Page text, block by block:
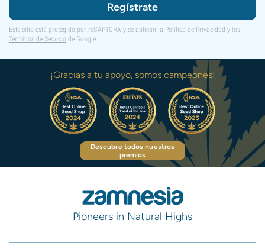
Regístrate
Este sitio está protegido por reCAPTCHA y se aplican la Política de Privacidad y los
Términos de Servicio de Google.
¡Gracias a tu apoyo, somos campeones!
Descubre todos nuestros
premios
Pioneers in Natural Highs